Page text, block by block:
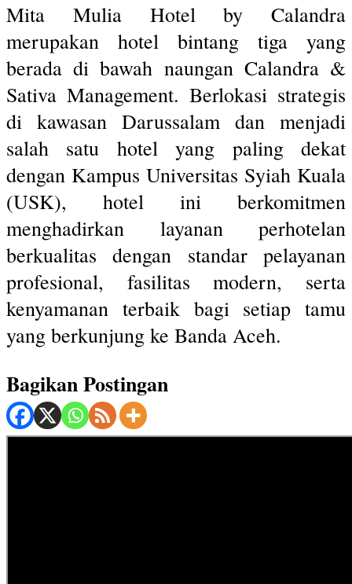
Mita Mulia Hotel by Calandra
merupakan hotel bintang tiga yang
berada di bawah naungan Calandra &
Sativa Management. Berlokasi strategis
di kawasan Darussalam dan menjadi
salah satu hotel yang paling dekat
dengan Kampus Universitas Syiah Kuala
(USK), hotel ini berkomitmen
menghadirkan layanan perhotelan
berkualitas dengan standar pelayanan
profesional, fasilitas modern, serta
kenyamanan terbaik bagi setiap tamu
yang berkunjung ke Banda Aceh.
Bagikan Postingan